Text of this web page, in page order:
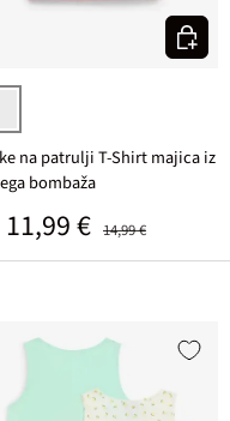
rdeča
na patrulji T-Shirt majica iz
bombaža
cena
11,99 € 14,99 €
Izberi